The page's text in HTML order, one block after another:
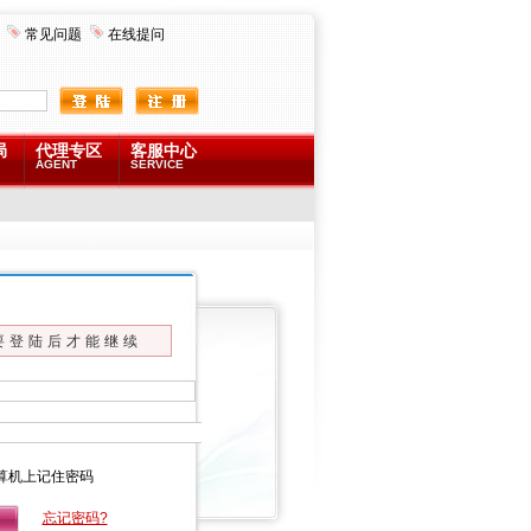
常见问题 在线提问
代理专区
AGENT
客服中心
SERVICE
登陆后才能继续
机上记住密码
忘记密码?